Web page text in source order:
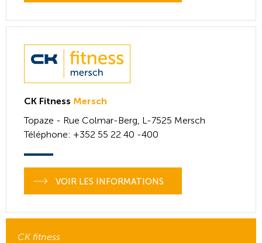
CK Fitness Mersch
Topaze - Rue Colmar-Berg, L-7525 Mersch
Téléphone: +352 55 22 40 -400
VOIR LES INFORMATIONS
CK fitness